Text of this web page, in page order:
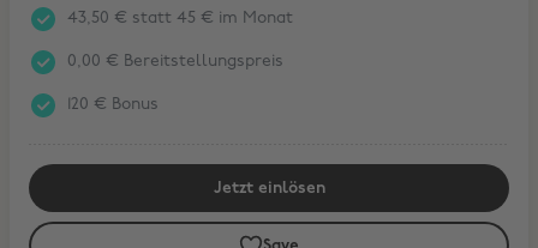
43,50 € statt 45 € im Monat
0,00 € Bereitstellungspreis
120 € Bonus
Jetzt einlösen